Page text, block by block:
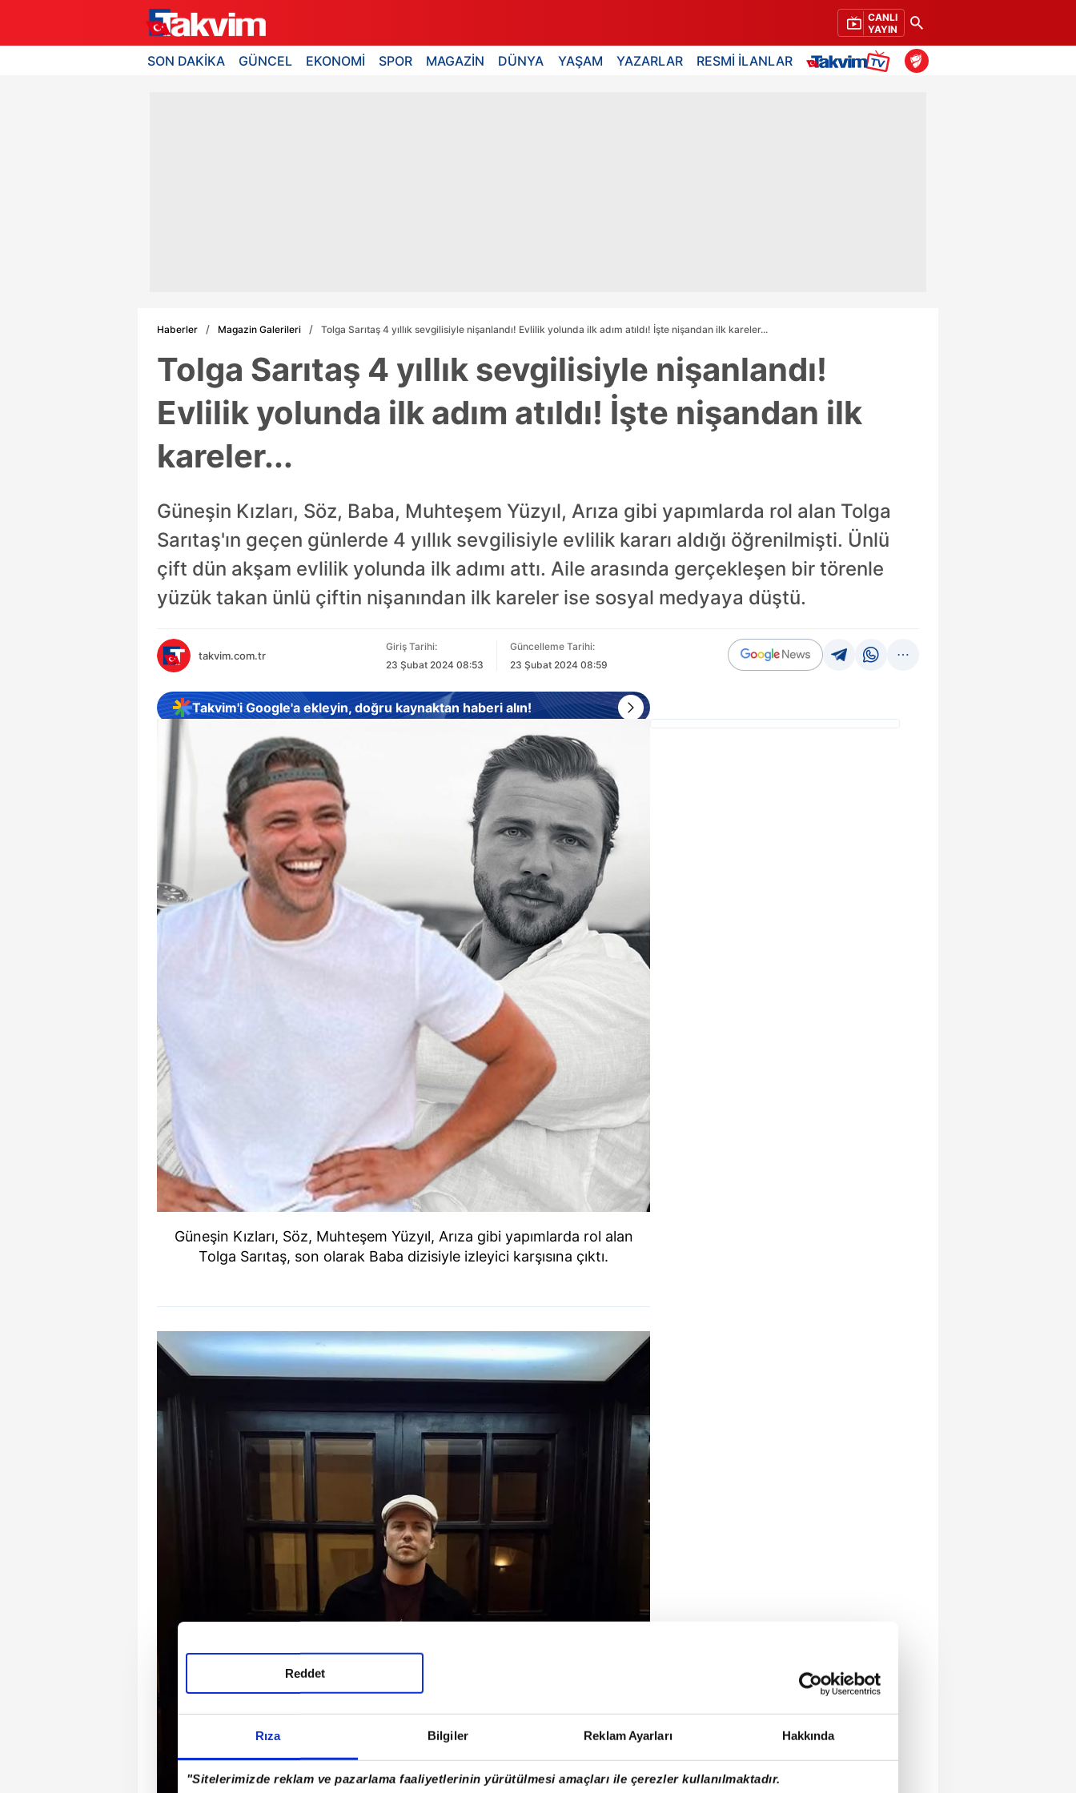
Rıza Bilgiler Reklam Ayarları Hakkında
"Sitelerimizde reklam ve pazarlama faaliyetlerinin yürütülmesi amaçları ile çerezler kullanılmaktadır.
Reddet
CANLI
YAYIN
SON DAKİKA GÜNCEL EKONOMİ SPOR MAGAZİN DÜNYA YAŞAM YAZARLAR RESMİ İLANLAR
Haberler Magazin Galerileri Tolga Sarıtaş 4 yıllık sevgilisiyle nişanlandı! Evlilik yolunda ilk adım atıldı! İşte nişandan ilk kareler...
Tolga Sarıtaş 4 yıllık sevgilisiyle nişanlandı!
Evlilik yolunda ilk adım atıldı! İşte nişandan ilk
kareler...
Güneşin Kızları, Söz, Baba, Muhteşem Yüzyıl, Arıza gibi yapımlarda rol alan Tolga
Sarıtaş'ın geçen günlerde 4 yıllık sevgilisiyle evlilik kararı aldığı öğrenilmişti. Ünlü
çift dün akşam evlilik yolunda ilk adımı attı. Aile arasında gerçekleşen bir törenle
yüzük takan ünlü çiftin nişanından ilk kareler ise sosyal medyaya düştü.
takvim.com.tr
Giriş Tarihi:
23 Şubat 2024 08:53
Güncelleme Tarihi:
23 Şubat 2024 08:59
Takvim'i Google'a ekleyin, doğru kaynaktan haberi alın!
Güneşin Kızları, Söz, Muhteşem Yüzyıl, Arıza gibi yapımlarda rol alan
Tolga Sarıtaş, son olarak Baba dizisiyle izleyici karşısına çıktı.